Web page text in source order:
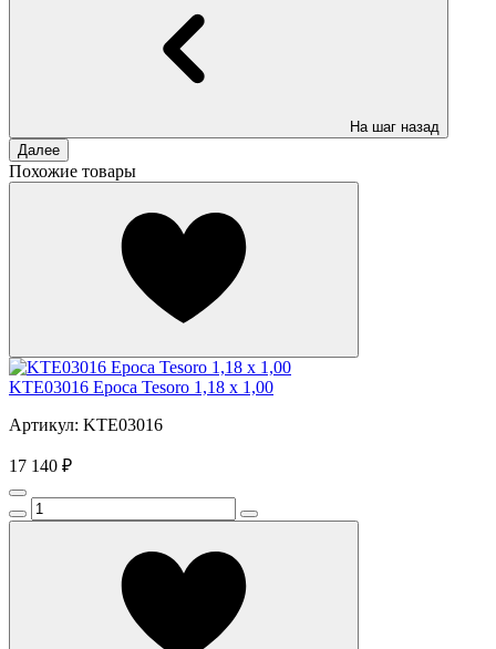
На шаг назад
Далее
Похожие товары
KTE03016 Epoca Tesoro 1,18 x 1,00
Артикул: KTE03016
17 140 ₽